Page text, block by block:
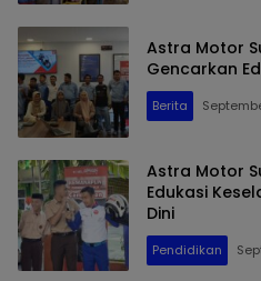
Astra Motor
Gencarkan
Berita
Astra Motor
Edukasi
Dini
Pendidikan